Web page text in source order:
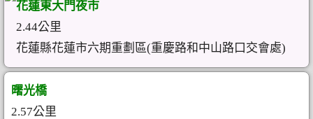
花蓮東大門夜市
2.44公里
花蓮縣花蓮市六期重劃區(重慶路和中山路口交會處)
曙光橋
2.57公里